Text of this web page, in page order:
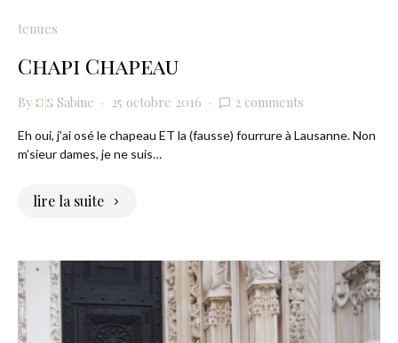
tenues
Chapi Chapeau
By Sabine 25 octobre 2016 2 comments
Eh oui, j’ai osé le chapeau ET la (fausse) fourrure à Lausanne. Non
m’sieur dames, je ne suis…
lire la suite